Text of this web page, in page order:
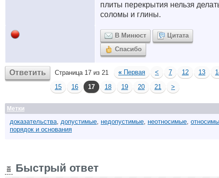
плиты перекрытия нельзя
соломы и глины.
В Минюст
Цитата
Спасибо
Ответить Страница 17 из 21 « Первая < 7 12 13
15
16 17 18 19 20 21 >
Метки
доказательства, допустимые, недопустимые, неотносимые,
порядок и основания
Быстрый ответ